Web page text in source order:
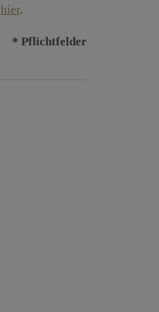
hier.
* Pflichtfelder